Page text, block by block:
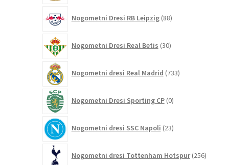
Nogometni Dresi RB Leipzig 88izdelkov
Nogometni Dresi Real Betis 30izdelkov
Nogometni dresi Real Madrid 733izdelkov
Nogometni Dresi Sporting CP 0izdelkov
Nogometni dresi SSC Napoli 23izdelkov
Nogometni dresi Tottenham Hotspur 256